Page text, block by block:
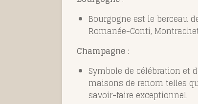
Bourgogne est le berceau
Romanée-Conti,
Champagne :
Symbole de célébration et
maisons de renom telles
savoir-faire exceptionnel.